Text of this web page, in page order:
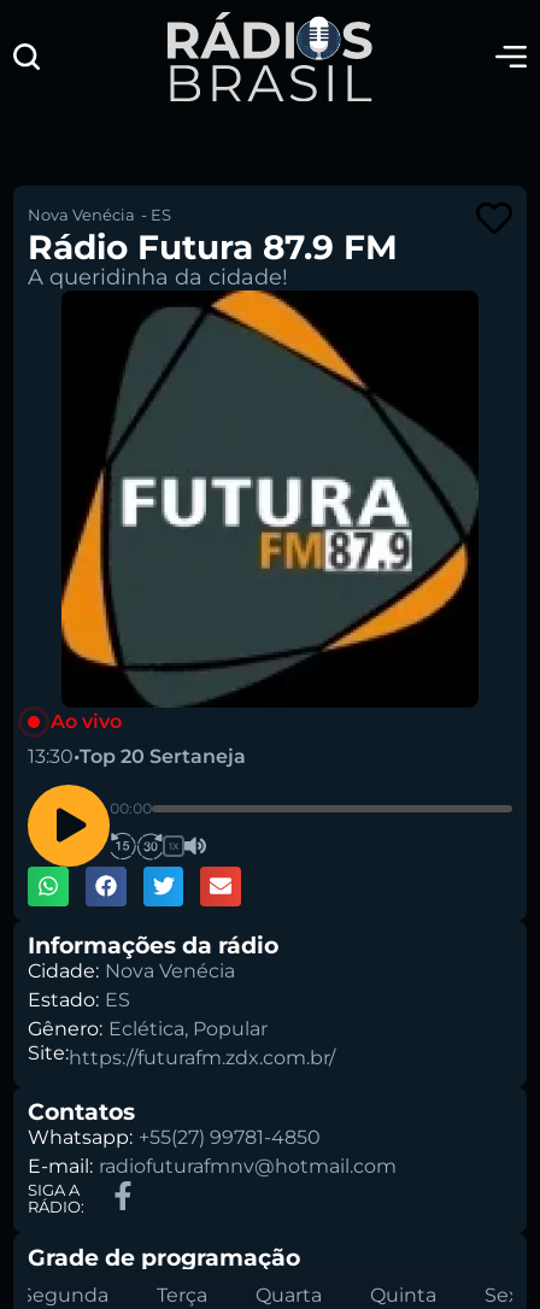
Pesquise aqui a sua rádio favorita:
Buscar rádio
Nova Venécia - ES
Rádio Futura 87.9 FM
A queridinha da cidade!
Ao vivo
13:30•Top 20 Sertaneja
00:00
1X
Informações da rádio
Cidade: Nova Venécia
Estado: ES
Gênero: Eclética, Popular
Site:https://futurafm.zdx.com.br/
Contatos
Whatsapp: +55(27) 99781-4850
E-mail: radiofuturafmnv@hotmail.com
SIGA A
RÁDIO:
Grade de programação
Segunda Terça Quarta Quinta Sexta